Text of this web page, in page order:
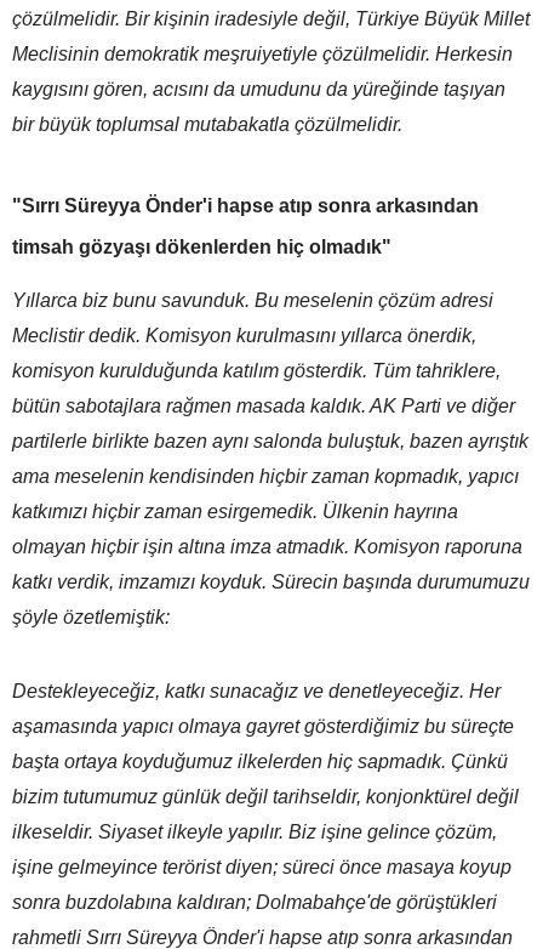
çözülmelidir. Bir kişinin iradesiyle değil, Türkiye Büyük Millet
Meclisinin demokratik meşruiyetiyle çözülmelidir. Herkesin
kaygısını gören, acısını da umudunu da yüreğinde taşıyan
bir büyük toplumsal mutabakatla çözülmelidir.
"Sırrı Süreyya Önder'i hapse atıp sonra arkasından
timsah gözyaşı dökenlerden hiç olmadık"
Yıllarca biz bunu savunduk. Bu meselenin çözüm adresi
Meclistir dedik. Komisyon kurulmasını yıllarca önerdik,
komisyon kurulduğunda katılım gösterdik. Tüm tahriklere,
bütün sabotajlara rağmen masada kaldık. AK Parti ve diğer
partilerle birlikte bazen aynı salonda buluştuk, bazen ayrıştık
ama meselenin kendisinden hiçbir zaman kopmadık, yapıcı
katkımızı hiçbir zaman esirgemedik. Ülkenin hayrına
olmayan hiçbir işin altına imza atmadık. Komisyon raporuna
katkı verdik, imzamızı koyduk. Sürecin başında durumumuzu
şöyle özetlemiştik:
Destekleyeceğiz, katkı sunacağız ve denetleyeceğiz. Her
aşamasında yapıcı olmaya gayret gösterdiğimiz bu süreçte
başta ortaya koyduğumuz ilkelerden hiç sapmadık. Çünkü
bizim tutumumuz günlük değil tarihseldir, konjonktürel değil
ilkeseldir. Siyaset ilkeyle yapılır. Biz işine gelince çözüm,
işine gelmeyince terörist diyen; süreci önce masaya koyup
sonra buzdolabına kaldıran; Dolmabahçe'de görüştükleri
rahmetli Sırrı Süreyya Önder'i hapse atıp sonra arkasından